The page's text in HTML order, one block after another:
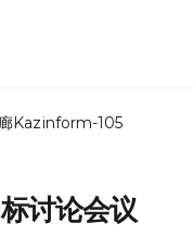
Kazinform-105
讨论会议